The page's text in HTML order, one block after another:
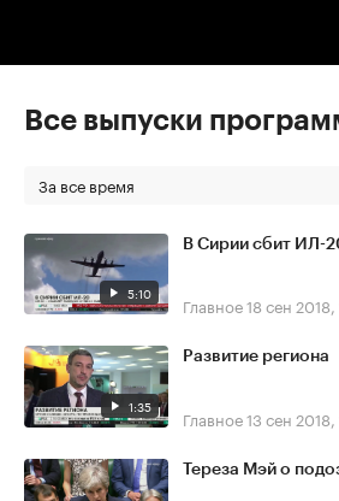
Все выпуски
За все время
5:10
В Сирии сбит ИЛ-
Главное18 сен
1:35
Развитие региона
Главное13 сен
Тереза Мэй о